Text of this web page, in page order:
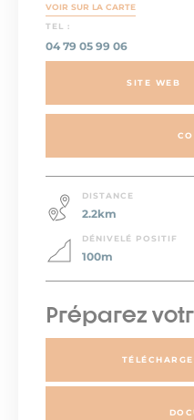
VOIR SUR LA CARTE
TEL :
04 79 05 99 06
SITE WEB
DISTANCE
2.2km
DÉNIVELÉ POSITIF
100m
Préparez